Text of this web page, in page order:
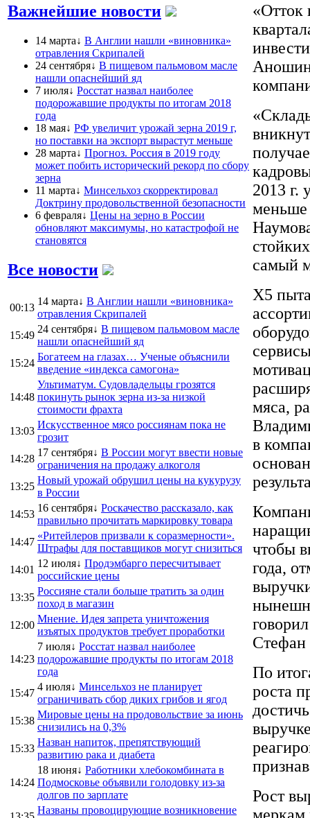
Важнейшие новости
14 марта↓ В Англии нашли «виновника»
отравления Скрипалей
24 сентября↓ В пищевом пальмовом масле
нашли опаснейший яд
7 июля↓ Росстат назвал наиболее
подорожавшие продукты по итогам 2018
года
18 мая↓ РФ увеличит урожай зерна 2019 г,
но поставки на экспорт вырастут меньше
28 марта↓ Прогноз. Россия в 2019 году
может побить исторический рекорд по сбору
зерна
11 марта↓ Минсельхоз скорректировал
Доктрину продовольственной безопасности
6 февраля↓ Цены на зерно в России
обновляют максимумы, но катастрофой не
становятся
Все новости
00:13
14 марта↓ В Англии нашли «виновника»
отравления Скрипалей
15:49
24 сентября↓ В пищевом пальмовом масле
нашли опаснейший яд
15:24
Богатеем на глазах… Ученые объяснили
введение «индекса самогона»
14:48
Ультиматум. Судовладельцы грозятся
покинуть рынок зерна из-за низкой
стоимости фрахта
13:03
Искусственное мясо россиянам пока не
грозит
14:28
17 сентября↓ В России могут ввести новые
ограничения на продажу алкоголя
13:25
Новый урожай обрушил цены на кукурузу
в России
14:53
16 сентября↓ Роскачество рассказало, как
правильно прочитать маркировку товара
14:47
«Ритейлеров призвали к соразмерности».
Штрафы для поставщиков могут снизиться
14:01
12 июля↓ Продэмбарго пересчитывает
российские цены
13:35
Россияне стали больше тратить за один
поход в магазин
12:00
Мнение. Идея запрета уничтожения
изъятых продуктов требует проработки
14:23
7 июля↓ Росстат назвал наиболее
подорожавшие продукты по итогам 2018
года
15:47
4 июля↓ Минсельхоз не планирует
ограничивать сбор диких грибов и ягод
15:38
Мировые цены на продовольствие за июнь
снизились на 0,3%
15:33
Назван напиток, препятствующий
развитию рака и диабета
14:24
18 июня↓ Работники хлебокомбината в
Подмосковье объявили голодовку из-за
долгов по зарплате
Названы провоцирующие возникновение
«Отток
2013 г.
меньше
самый
Х5
мяса,
в
чтобы
года,
По
роста
Рост